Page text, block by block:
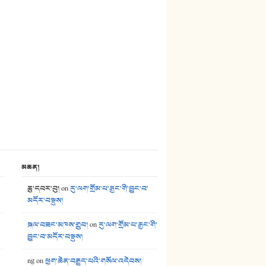
མཆན།
ཆུ་དབར་བུ།onརུ་ལག་གྲོམ་པ་རྒྱང་གི་བྱུང་བ་
མདོར་བསྡུས།
སྐལ་བཟང་མཁས་གྲུབ།onརུ་ལག་གྲོམ་པ་རྒྱང་གི་
བྱུང་བ་མདོར་བསྡུས།
ngonཕྱག་ཆེན་བརྒྱུད་པའི་གསོལ་འདེབས།